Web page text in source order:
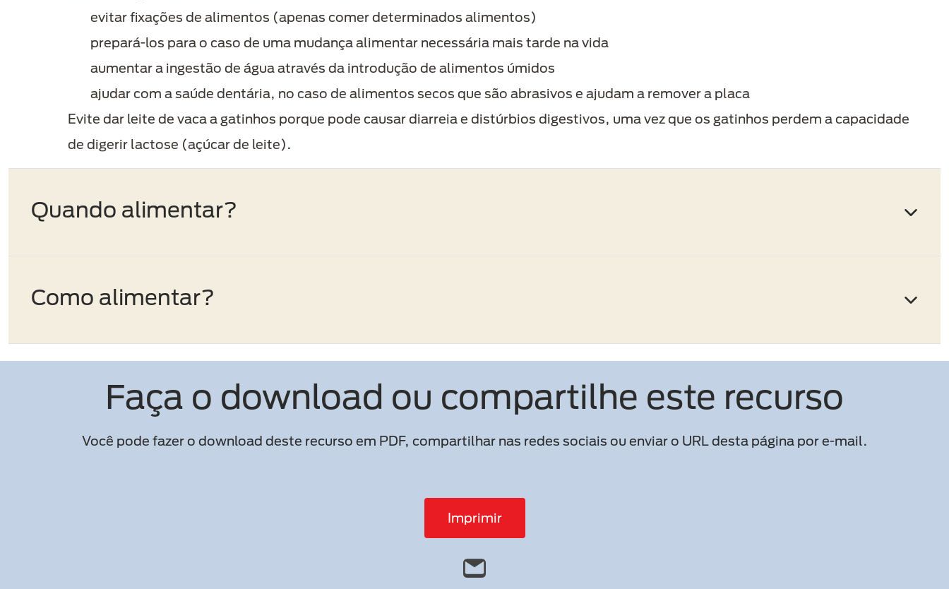
evitar fixações de alimentos (apenas comer determinados alimentos)
prepará-los para o caso de uma mudança alimentar necessária mais tarde na vida
aumentar a ingestão de água através da introdução de alimentos úmidos
ajudar com a saúde dentária, no caso de alimentos secos que são abrasivos e ajudam a remover a placa
Evite dar leite de vaca a gatinhos porque pode causar diarreia e distúrbios digestivos, uma vez que os gatinhos perdem a capacidade
de digerir lactose (açúcar de leite).
Quando alimentar?
Como alimentar?
Faça o download ou compartilhe este recurso
Você pode fazer o download deste recurso em PDF, compartilhar nas redes sociais ou enviar o URL desta página por e-mail.
Imprimir